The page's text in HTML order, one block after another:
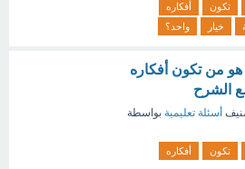
تكون
أفكاره
خيار واحد؟
هو من تكون أفكاره
أسئلة تعليمية بواسطة
تكون أفكاره